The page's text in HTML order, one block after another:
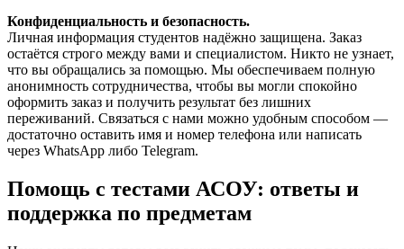
Конфиденциальность и безопасность.
Личная информация студентов надёжно защищена. Заказ
остаётся строго между вами и специалистом. Никто не узнает,
что вы обращались за помощью. Мы обеспечиваем полную
анонимность сотрудничества, чтобы вы могли спокойно
оформить заказ и получить результат без лишних
переживаний. Связаться с нами можно удобным способом —
достаточно оставить имя и номер телефона или написать
через WhatsApp либо Telegram.
Помощь с тестами АСОУ: ответы и
поддержка по предметам